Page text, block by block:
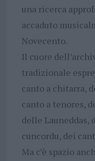
una ricerca
accaduto
Novecento.
Il cuore
tradizionale
canto a chitarra,
canto a tenores,
delle Launeddas,
cuncordu, dei
Ma c’è spazio